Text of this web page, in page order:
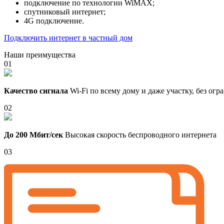
подключение по технологии WiMAX;
спутниковый интернет;
4G подключение.
Подключить интернет в частный дом
Наши преимущества
01
Качество сигнала Wi-Fi по всему дому и даже участку, без
02
До 200 Мбит/сек Высокая скорость беспроводного интернета
03